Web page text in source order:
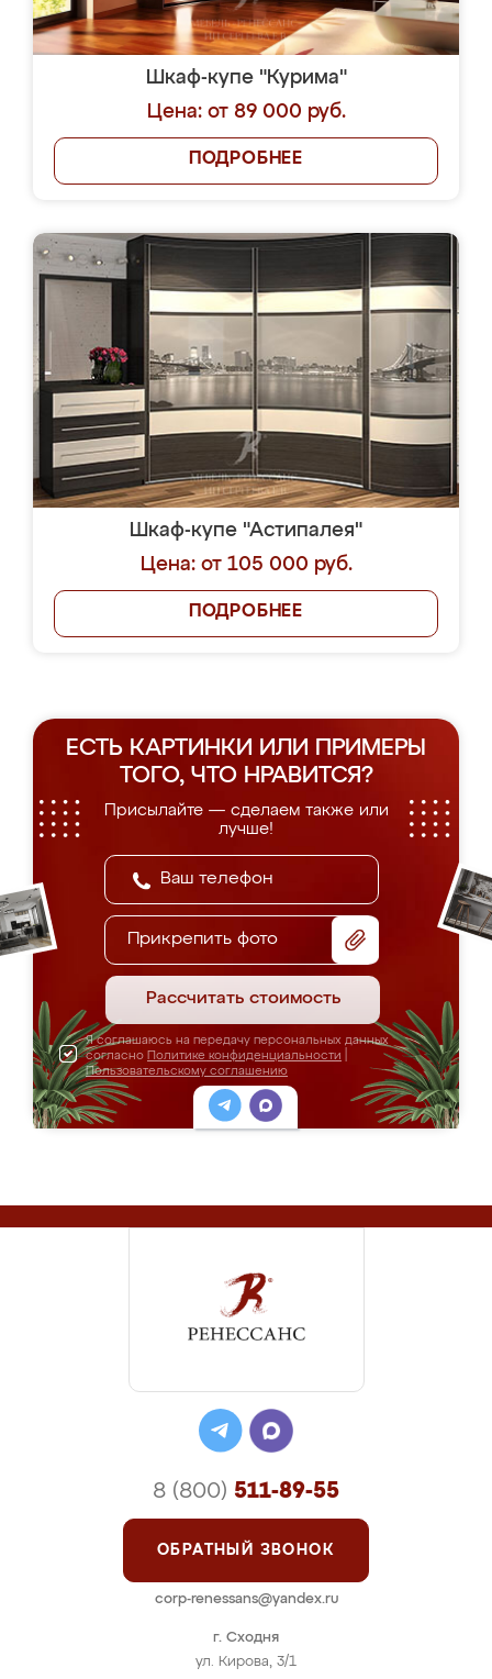
Шкаф-купе "Курима"
Цена: от 89 000 руб.
ПОДРОБНЕЕ
Шкаф-купе "Астипалея"
Цена: от 105 000 руб.
ПОДРОБНЕЕ
ЕСТЬ КАРТИНКИ ИЛИ ПРИМЕРЫ
ТОГО, ЧТО НРАВИТСЯ?
Присылайте — сделаем также или
лучше!
Прикрепить фото
Рассчитать стоимость
Я соглашаюсь на передачу персональных данных
согласно Политике конфиденциальности
Пользовательскому соглашению
г. Сходня
ул. Кирова, 3/1
8 (800) 511-89-55
ОБРАТНЫЙ ЗВОНОК
corp-renessans@yandex.ru